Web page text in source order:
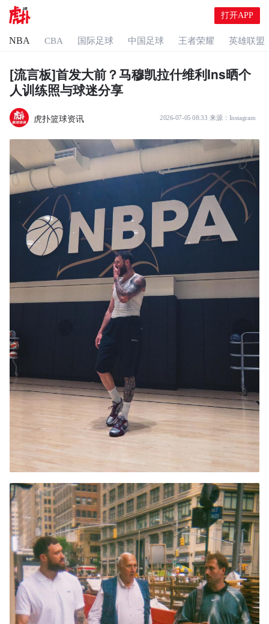
打开APP
NBA CBA 国际足球 中国足球 王者荣耀 英雄联盟
[流言板]首发大前？马穆凯拉什维利Ins晒个
人训练照与球迷分享
虎扑篮球资讯 2026-07-05 08:33 来源： Instagram